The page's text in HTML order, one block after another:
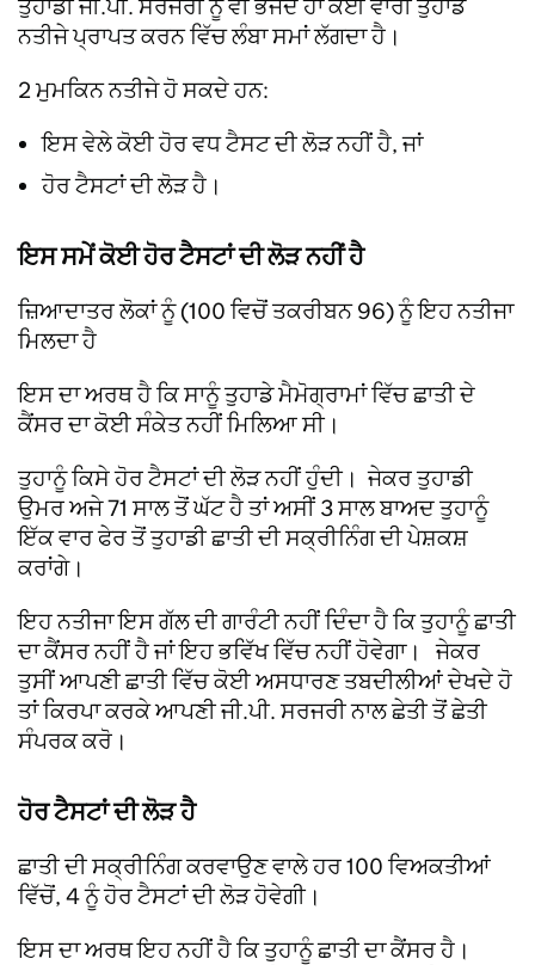
ਤੁਹਾਡੀ ਜੀ.ਪੀ. ਸਰਜਰੀ ਨੂੰ ਵੀ ਭੇਜਦੇ ਹਾਂ ਕਈ ਵਾਰੀ ਤੁਹਾਡੇ
ਨਤੀਜੇ ਪ੍ਰਾਪਤ ਕਰਨ ਵਿੱਚ ਲੰਬਾ ਸਮਾਂ ਲੱਗਦਾ ਹੈ।
2 ਮੁਮਕਿਨ ਨਤੀਜੇ ਹੋ ਸਕਦੇ ਹਨ:
ਇਸ ਵੇਲੇ ਕੋਈ ਹੋਰ ਵਧ ਟੈਸਟ ਦੀ ਲੋੜ ਨਹੀਂ ਹੈ, ਜਾਂ
ਹੋਰ ਟੈਸਟਾਂ ਦੀ ਲੋੜ ਹੈ।
ਇਸ ਸਮੇਂ ਕੋਈ ਹੋਰ ਟੈਸਟਾਂ ਦੀ ਲੋੜ ਨਹੀਂ ਹੈ
ਜ਼ਿਆਦਾਤਰ ਲੋਕਾਂ ਨੂੰ (100 ਵਿਚੋਂ ਤਕਰੀਬਨ 96) ਨੂੰ ਇਹ ਨਤੀਜਾ
ਮਿਲਦਾ ਹੈ
ਇਸ ਦਾ ਅਰਥ ਹੈ ਕਿ ਸਾਨੂੰ ਤੁਹਾਡੇ ਮੈਮੋਗ੍ਰਾਮਾਂ ਵਿੱਚ ਛਾਤੀ ਦੇ
ਕੈਂਸਰ ਦਾ ਕੋਈ ਸੰਕੇਤ ਨਹੀਂ ਮਿਲਿਆ ਸੀ।
ਤੁਹਾਨੂੰ ਕਿਸੇ ਹੋਰ ਟੈਸਟਾਂ ਦੀ ਲੋੜ ਨਹੀਂ ਹੁੰਦੀ। ਜੇਕਰ ਤੁਹਾਡੀ
ਉਮਰ ਅਜੇ 71 ਸਾਲ ਤੋਂ ਘੱਟ ਹੈ ਤਾਂ ਅਸੀਂ 3 ਸਾਲ ਬਾਅਦ ਤੁਹਾਨੂੰ
ਇੱਕ ਵਾਰ ਫੇਰ ਤੋਂ ਤੁਹਾਡੀ ਛਾਤੀ ਦੀ ਸਕ੍ਰੀਨਿੰਗ ਦੀ ਪੇਸ਼ਕਸ਼
ਕਰਾਂਗੇ।
ਇਹ ਨਤੀਜਾ ਇਸ ਗੱਲ ਦੀ ਗਾਰੰਟੀ ਨਹੀਂ ਦਿੰਦਾ ਹੈ ਕਿ ਤੁਹਾਨੂੰ ਛਾਤੀ
ਦਾ ਕੈਂਸਰ ਨਹੀਂ ਹੈ ਜਾਂ ਇਹ ਭਵਿੱਖ ਵਿੱਚ ਨਹੀਂ ਹੋਵੇਗਾ। ਜੇਕਰ
ਤੁਸੀਂ ਆਪਣੀ ਛਾਤੀ ਵਿੱਚ ਕੋਈ ਅਸਧਾਰਣ ਤਬਦੀਲੀਆਂ ਦੇਖਦੇ ਹੋ
ਤਾਂ ਕਿਰਪਾ ਕਰਕੇ ਆਪਣੀ ਜੀ.ਪੀ. ਸਰਜਰੀ ਨਾਲ ਛੇਤੀ ਤੋਂ ਛੇਤੀ
ਸੰਪਰਕ ਕਰੋ।
ਹੋਰ ਟੈਸਟਾਂ ਦੀ ਲੋੜ ਹੈ
ਛਾਤੀ ਦੀ ਸਕ੍ਰੀਨਿੰਗ ਕਰਵਾਉਣ ਵਾਲੇ ਹਰ 100 ਵਿਅਕਤੀਆਂ
ਵਿੱਚੋਂ, 4 ਨੂੰ ਹੋਰ ਟੈਸਟਾਂ ਦੀ ਲੋੜ ਹੋਵੇਗੀ।
ਇਸ ਦਾ ਅਰਥ ਇਹ ਨਹੀਂ ਹੈ ਕਿ ਤੁਹਾਨੂੰ ਛਾਤੀ ਦਾ ਕੈਂਸਰ ਹੈ।